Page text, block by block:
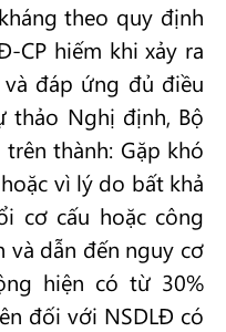
theo quy định
CP hiếm khi xảy ra
đáp ứng đủ điều
thảo Nghị định, Bộ
thành: Gặp khó
vì lý do bất khả
cơ cấu hoặc công
và dẫn đến nguy cơ
hiện có từ 30%
đối với NSDLĐ có